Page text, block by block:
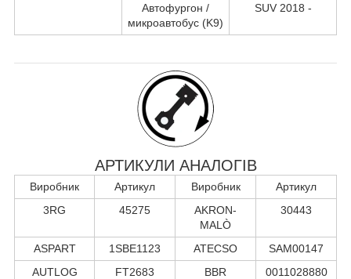
Автофургон /
микроавтобус (K9)
SUV 2018 -
АРТИКУЛИ АНАЛОГІВ
Виробник Артикул Виробник
Артикул
3RG
45275
AKRON-
MALÒ
30443
ASPART 1SBE1123 ATECSO
SAM00147
AUTLOG
FT2683
BBR
0011028880